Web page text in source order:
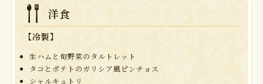
洋食
【冷製】
生ハムと旬野菜のタルトレット
タコとポテトのガリシア風ピンチョス
シャルキュトリ